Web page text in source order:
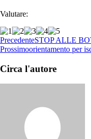
Valutare:
PrecedenteSTOP ALLE
Prossimoorientamento per
Circa l'autore